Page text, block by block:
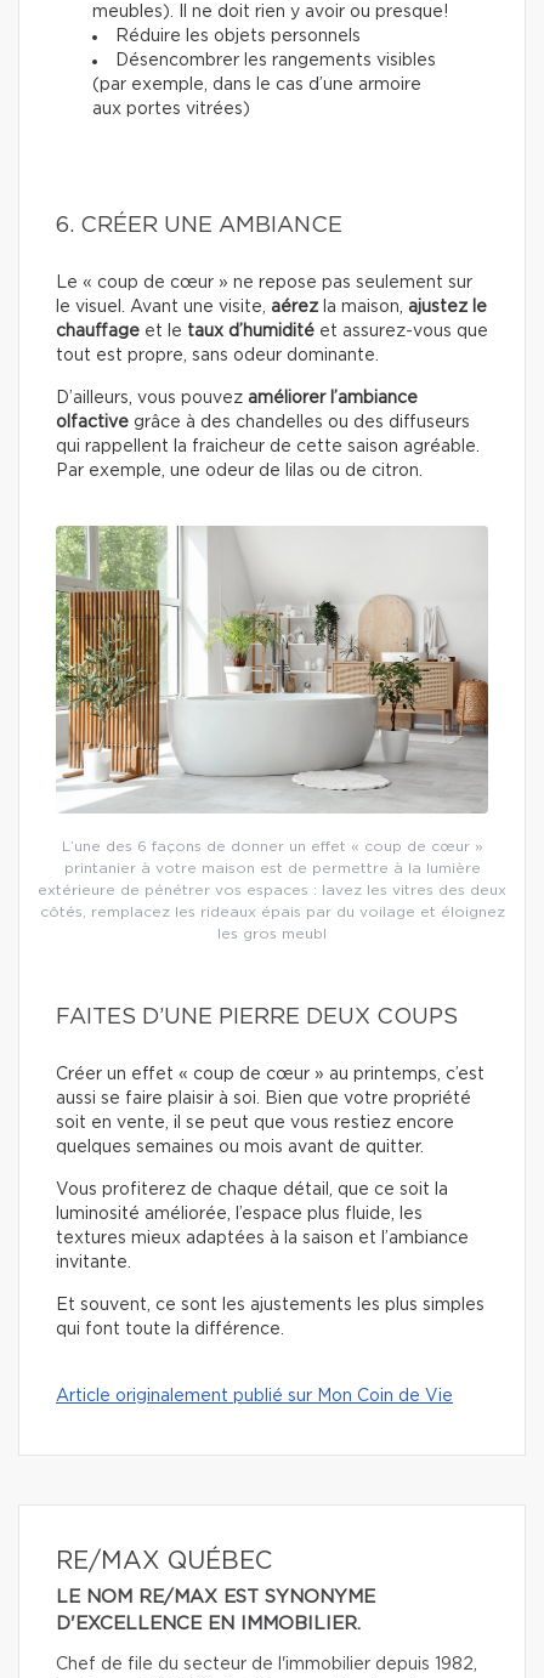
meubles). Il ne doit rien y avoir ou presque!
Réduire les objets personnels
Désencombrer les rangements visibles
(par exemple, dans le cas d’une armoire
aux portes vitrées)
6. CRÉER UNE AMBIANCE
Le « coup de cœur » ne repose pas seulement sur
le visuel. Avant une visite, aérez la maison, ajustez le
chauffage et le taux d’humidité et assurez-vous que
tout est propre, sans odeur dominante.
D’ailleurs, vous pouvez améliorer l’ambiance
olfactive grâce à des chandelles ou des diffuseurs
qui rappellent la fraicheur de cette saison agréable.
Par exemple, une odeur de lilas ou de citron.
L’une des 6 façons de donner un effet « coup de cœur »
printanier à votre maison est de permettre à la lumière
extérieure de pénétrer vos espaces : lavez les vitres des deux
côtés, remplacez les rideaux épais par du voilage et éloignez
les gros meubl
FAITES D’UNE PIERRE DEUX COUPS
Créer un effet « coup de cœur » au printemps, c’est
aussi se faire plaisir à soi. Bien que votre propriété
soit en vente, il se peut que vous restiez encore
quelques semaines ou mois avant de quitter.
Vous profiterez de chaque détail, que ce soit la
luminosité améliorée, l’espace plus fluide, les
textures mieux adaptées à la saison et l’ambiance
invitante.
Et souvent, ce sont les ajustements les plus simples
qui font toute la différence.
Article originalement publié sur Mon Coin de Vie
RE/MAX QUÉBEC
LE NOM RE/MAX EST SYNONYME
D'EXCELLENCE EN IMMOBILIER.
Chef de file du secteur de l'immobilier depuis 1982,